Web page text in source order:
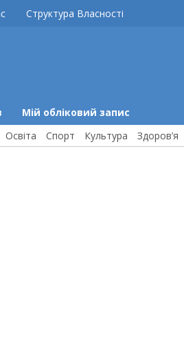
Структура Власності
Мій обліковий запис
Освіта Спорт Культура Здоров’я